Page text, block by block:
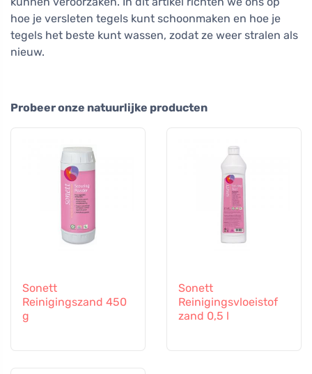
hoe je versleten tegels kunt schoonmaken en hoe je
tegels het beste kunt wassen, zodat ze weer stralen als
nieuw.
Probeer onze natuurlijke producten
Sonett
Reinigingszand 450
g
Sonett
Reinigingsvloeistof
zand 0,5 l